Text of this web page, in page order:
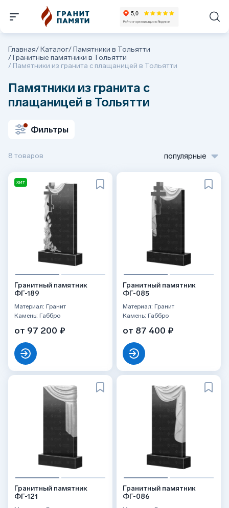
Главная/Каталог/Памятники в Тольятти
/Гранитные памятники в Тольятти
/ Памятники из гранита с плащаницей в Тольятти
Памятники из гранита с
плащаницей в Тольятти
Фильтры
8 товаров популярные
ХИТ
Гранитный памятник
ФГ-189
Материал: Гранит
Камень: Габбро
от 97 200 ₽
Гранитный памятник
ФГ-085
Материал: Гранит
Камень: Габбро
от 87 400 ₽
Гранитный памятник
ФГ-121
Гранитный памятник
ФГ-086